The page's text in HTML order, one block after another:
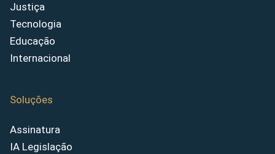
Justiça
Tecnologia
Educação
Internacional
Soluções
Assinatura
IA Legislação